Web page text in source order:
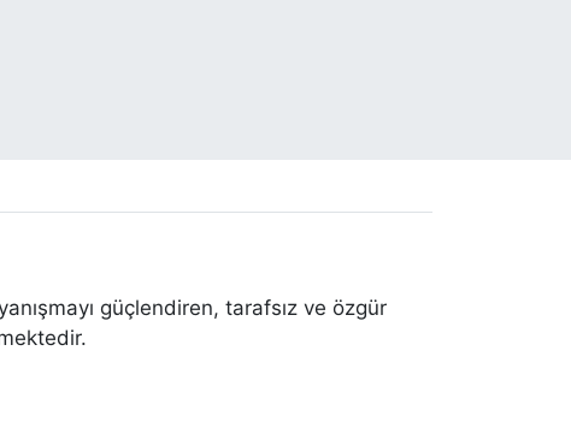
güçlendiren, tarafsız ve özgür